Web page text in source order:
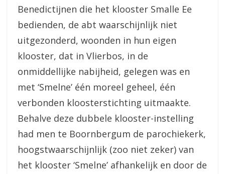
Benedictijnen die het klooster Smalle Ee
bedienden, de abt waarschijnlijk niet
uitgezonderd, woonden in hun eigen
klooster, dat in Vlierbos, in de
onmiddellijke nabijheid, gelegen was en
met ‘Smelne’ één moreel geheel, één
verbonden kloosterstichting uitmaakte.
Behalve deze dubbele klooster-instelling
had men te Boornbergum de parochiekerk,
hoogstwaarschijnlijk (zoo niet zeker) van
het klooster ‘Smelne’ afhankelijk en door de